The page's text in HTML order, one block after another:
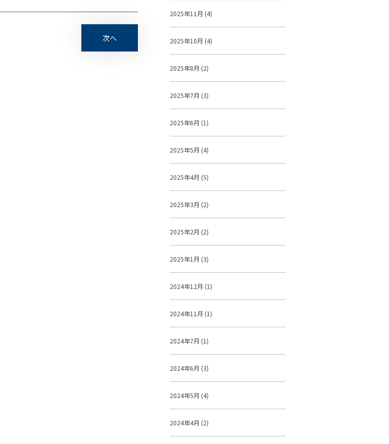
次へ
2025年11月 (4)
2025年10月 (4)
2025年8月 (2)
2025年7月 (3)
2025年6月 (1)
2025年5月 (4)
2025年4月 (5)
2025年3月 (2)
2025年2月 (2)
2025年1月 (3)
2024年12月 (1)
2024年11月 (1)
2024年7月 (1)
2024年6月 (3)
2024年5月 (4)
2024年4月 (2)